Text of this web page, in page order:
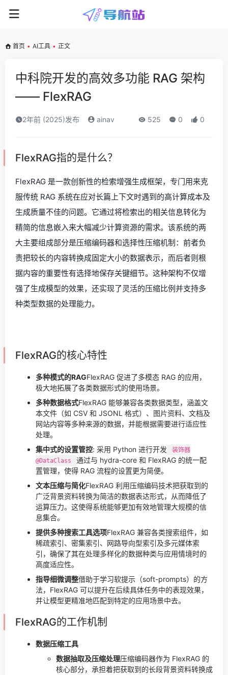
首页 • AI工具 • 正文
中科院开发的高效多功能 RAG 架构
—— FlexRAG
2年前 (2025)发布 ainav 525 0 0
FlexRAG指的是什么？
FlexRAG 是一款创新性的检索增强生成框架，专门用来克
服传统 RAG 系统在应对长篇上下文时遇到的高计算成本及
生成质量不佳的问题。它通过将检索出的相关信息转化为
精简的信息嵌入来大幅减少计算资源的需求。该系统的两
大主要组成部分是压缩编码器和选择性压缩机制：前者负
责把较长的内容转换成固定大小的数据表示，而后者则根
据内容的重要性有选择地保存关键细节。这种架构不仅增
强了生成模型的效果，还实现了灵活的压缩比例并支持多
种类型数据的处理能力。
FlexRAG的核心特性
多种模式的RAGFlexRAG 促进了多模态 RAG 的应用，
极大地拓展了各类数据形式的使用场景。
多种数据格式FlexRAG 能够兼容各类数据类型，涵盖文
本文件（如 CSV 和 JSONL 格式）、图片资料、文档及
网站内容等多种来源的数据，并能根据需要进行适应性
处理。
集中式的设置管控: 采用 Python 进行开发
装饰器
@DataClass
通过与 hydra-core 和 FlexRAG 的统一配
置管理，使得 RAG 流程的设置更为简便。
文本压缩与简化FlexRAG 利用压缩编码技术把获取到的
广泛背景资料转换为简洁的数据表达形式，从而降低了
运算压力。这使得系统能够更加有效地管理大规模的信
息集合。
提供多种搜索工具选项FlexRAG 兼容各类搜索组件，如
稀疏索引、密集索引、网路导向型索引及多元媒体索
引，确保了其在处理多样化的数据种类与应用情境时的
高度适应性。
指导细微调整借助于学习软提示（soft-prompts）的方
法，FlexRAG 可以提升在后续具体任务中的表现效果，
并让模型更精准地匹配到特定的应用场景中去。
FlexRAG的工作机制
数据压缩工具
数据抽取及压缩处理压缩编码器作为 FlexRAG 的
核心部分，承担着把获取到的长段背景资料转换成